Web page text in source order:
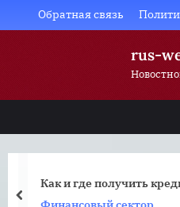
to
Обратная связь
rus-
Как и где получить
prev